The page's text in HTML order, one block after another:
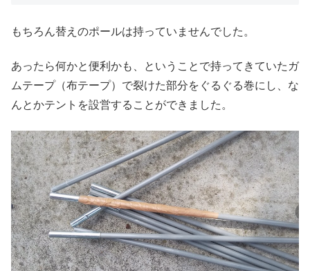
もちろん替えのポールは持っていませんでした。
あったら何かと便利かも、ということで持ってきていたガ
ムテープ（布テープ）で裂けた部分をぐるぐる巻にし、な
んとかテントを設営することができました。